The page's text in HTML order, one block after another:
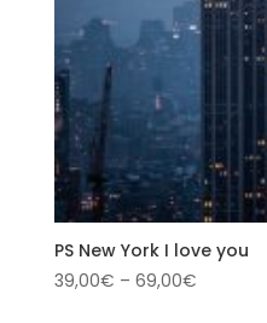
PS New York I love you
39,00€ – 69,00€